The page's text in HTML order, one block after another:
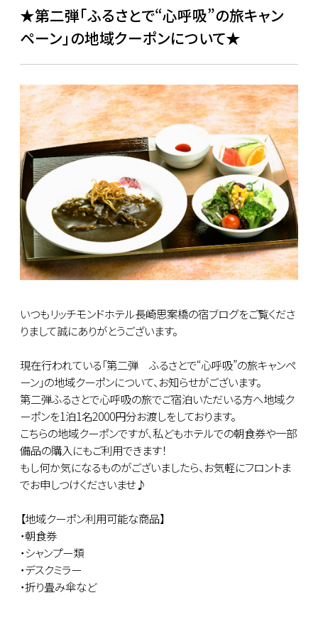
★第二弾「ふるさとで“心呼吸”の旅キャン
ペーン」の地域クーポンについて★
いつもリッチモンドホテル長崎思案橋の宿ブログをご覧くださ
りまして誠にありがとうございます。
現在行われている「第二弾 ふるさとで“心呼吸”の旅キャンペ
ーン」の地域クーポンについて、お知らせがございます。
第二弾ふるさとで心呼吸の旅でご宿泊いただいる方へ地域ク
ーポンを1泊1名2000円分お渡しをしております。
こちらの地域クーポンですが、私どもホテルでの朝食券や一部
備品の購入にもご利用できます！
もし何か気になるものがございましたら、お気軽にフロントま
でお申しつけくださいませ♪
【地域クーポン利用可能な商品】
・朝食券
・シャンプー類
・デスクミラー
・折り畳み傘など